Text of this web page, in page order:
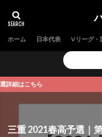
ホーム 日本代表 Vリーグ・
ちら
三重 2021春高予選｜